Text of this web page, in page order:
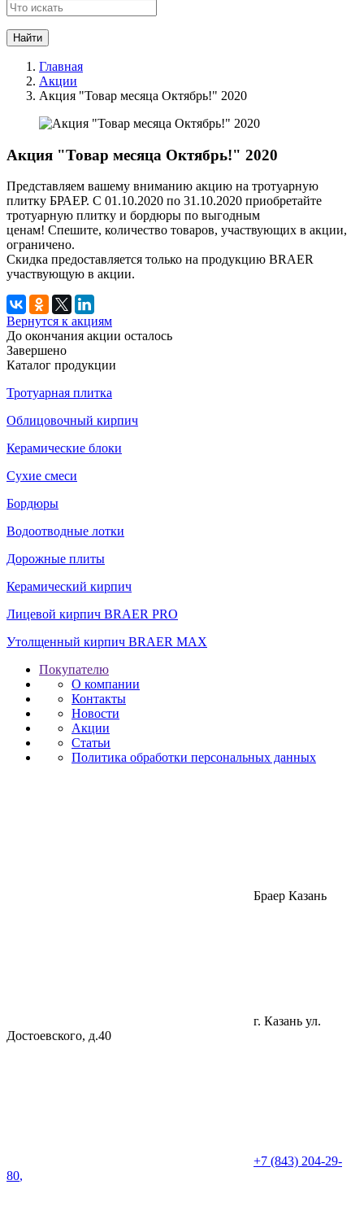
Найти
Главная
Акции
Акция "Товар месяца Октябрь!" 2020
Акция "Товар месяца Октябрь!" 2020
Представляем вашему вниманию акцию на тротуарную
плитку БРАЕР. С 01.10.2020 по 31.10.2020 приобретайте
тротуарную плитку и бордюры по выгодным
ценам! Спешите, количество товаров, участвующих в акции,
ограничено.
Скидка предоставляется только на продукцию BRAER
участвующую в акции.
Вернутся к акциям
До окончания акции осталось
Завершено
Каталог продукции
Тротуарная плитка
Облицовочный кирпич
Керамические блоки
Сухие смеси
Бордюры
Водоотводные лотки
Дорожные плиты
Керамический кирпич
Лицевой кирпич BRAER PRO
Утолщенный кирпич BRAER MAX
Покупателю
О компании
Контакты
Новости
Акции
Статьи
Политика обработки персональных данных
Браер Казань
г. Казань ул.
Достоевского, д.40
+7 (843) 204-29-
80,